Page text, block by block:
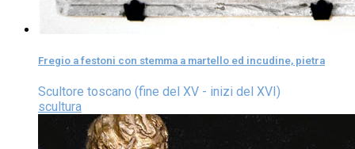
Fregio a festoni con stemma a martello ed incudine, pietra
Scultore toscano (fine del XV - inizi del XVI)
scultura